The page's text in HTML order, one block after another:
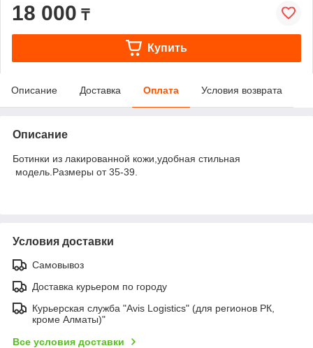
18 000 ₸
Купить
Описание Доставка Оплата Условия возврата
Описание
Ботинки из лакированной кожи,удобная стильная
модель.Размеры от 35-39.
Условия доставки
Самовывоз
Доставка курьером по городу
Курьерская служба "Avis Logistics" (для регионов РК,
кроме Алматы)"
Все условия доставки